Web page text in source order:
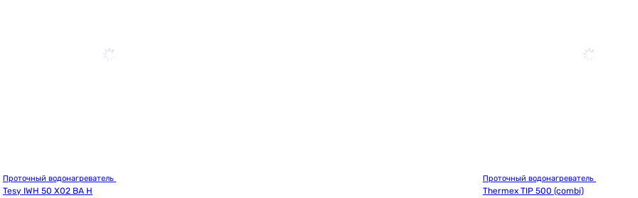
Tesy IWH 50 X02 BA H Thermex TIP 500 (combi)